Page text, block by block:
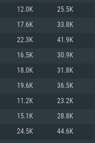
77XX / NVIDIA GeForce
mais recente
suportado)
AMD/Nvidia para Mac.
Metal.
do Linux de 64bit
(não mais de 6
com suporte
suportada: 720p.
12.0K 25.5K
17.6K 33.8K
22.3K 41.9K
16.5K 30.9K
18.0K 31.8K
19.6K 36.5K
11.2K 23.2K
15.1K 28.8K
24.5K 44.6K